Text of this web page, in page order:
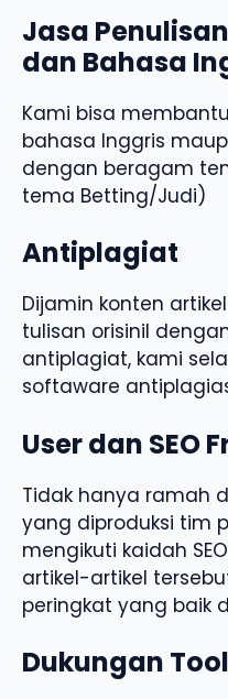
Jasa
dan Bahasa
Kami bisa
bahasa Inggris
dengan beragam
tema Betting/Judi)
Antiplagiat
Dijamin konten
tulisan orisinil
antiplagiat, kami
softaware
User dan SEO
Tidak hanya ramah
yang diproduksi tim
mengikuti kaidah
artikel-artikel
peringkat yang baik
Dukungan